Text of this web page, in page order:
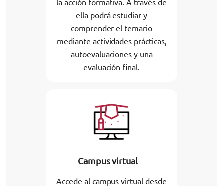
la acción formativa. A través de
ella podrá estudiar y
comprender el temario
mediante actividades prácticas,
autoevaluaciones y una
evaluación final.
Campus virtual
Accede al campus virtual desde